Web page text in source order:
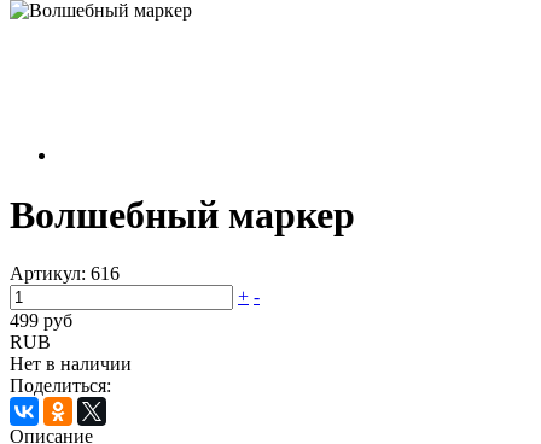
Волшебный маркер
Артикул: 616
+ -
499 руб
RUB
Нет в наличии
Поделиться:
Описание